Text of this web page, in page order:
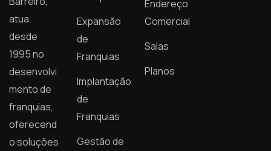
atua
desde
1995 no
desenvolvi
mento de
franquias,
oferecend
o soluções
Expansão
de
Franquias
Implantação
de
Franquias
Gestão de
Endereço
Comercial
Salas
Planos